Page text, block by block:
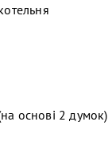
основі 2 думок)